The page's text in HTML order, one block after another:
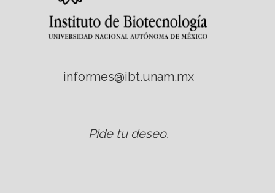
informes@ibt.unam.mx
Pide tu deseo.